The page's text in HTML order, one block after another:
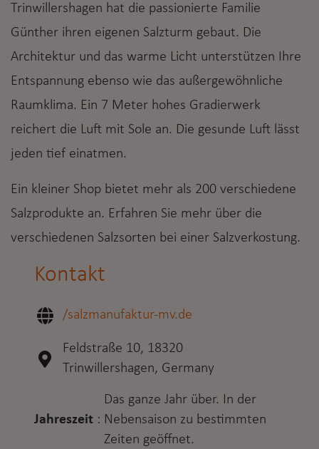
Trinwillershagen hat die passionierte Familie
Günther ihren eigenen Salzturm gebaut. Die
Architektur und das warme Licht unterstützen Ihre
Entspannung ebenso wie das außergewöhnliche
Raumklima. Ein 7 Meter hohes Gradierwerk
reichert die Luft mit Sole an. Die gesunde Luft lässt
jeden tief einatmen.
Ein kleiner Shop bietet mehr als 200 verschiedene
Salzprodukte an. Erfahren Sie mehr über die
verschiedenen Salzsorten bei einer Salzverkostung.
Kontakt
/salzmanufaktur-mv.de
Feldstraße 10, 18320
Trinwillershagen, Germany
Jahreszeit :
Das ganze Jahr über. In der
Nebensaison zu bestimmten
Zeiten geöffnet.